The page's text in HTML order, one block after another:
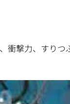
衝撃力、すりつ